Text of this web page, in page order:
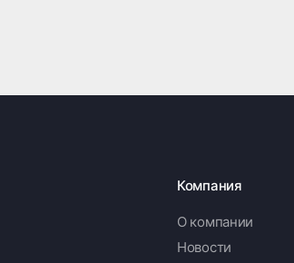
Компания
О компании
Новости